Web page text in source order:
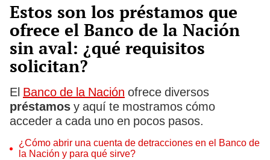
Estos son los préstamos que
ofrece el Banco de la Nación
sin aval: ¿qué requisitos
solicitan?
El Banco de la Nación ofrece diversos
préstamos y aquí te mostramos cómo
acceder a cada uno en pocos pasos.
¿Cómo abrir una cuenta de detracciones en el Banco de
la Nación y para qué sirve?